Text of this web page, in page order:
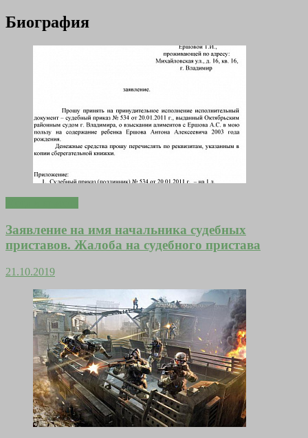
Биография
Заявление на имя начальника судебных
приставов. Жалоба на судебного пристава
21.10.2019